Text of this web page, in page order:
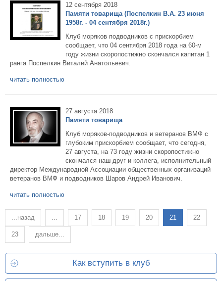
12 сентября 2018
Памяти товарища (Поспелкин В.А. 23 июня
1958г. - 04 сентября 2018г.)
Клуб моряков подводников с прискорбием
сообщает, что 04 сентября 2018 года на 60-м
году жизни скоропостижно скончался капитан 1
ранга Поспелкин Виталий Анатольевич.
читать полностью
27 августа 2018
Памяти товарища
Клуб моряков-подводников и ветеранов ВМФ с
глубоким прискорбием сообщает, что сегодня,
27 августа, на 73 году жизни скоропостижно
скончался наш друг и коллега, исполнительный
директор Международной Ассоциации общественных организаций
ветеранов ВМФ и подводников Шаров Андрей Иванович.
читать полностью
...назад 17 18 19 20 21 22
23 дальше...
Как вступить в клуб